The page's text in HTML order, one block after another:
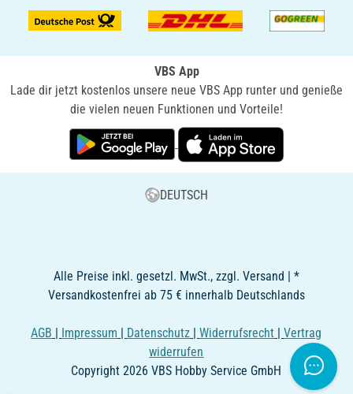
VBS App
Lade dir jetzt kostenlos unsere neue VBS App runter und genieße
die vielen neuen Funktionen und Vorteile!
DEUTSCH
Alle Preise inkl. gesetzl. MwSt., zzgl. Versand | *
Versandkostenfrei ab 75 € innerhalb Deutschlands
AGB | Impressum | Datenschutz |Widerrufsrecht |Vertrag
widerrufen
Copyright 2026 VBS Hobby Service GmbH